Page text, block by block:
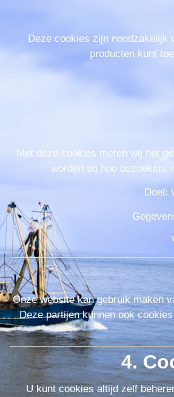
Deze cookies zijn noodzakelijk
producten kunt
Met deze cookies meten wij het
worden en hoe bezoekers
Doel:
Onze website kan gebruik maken
Deze partijen kunnen ook
4.
U kunt cookies altijd zelf